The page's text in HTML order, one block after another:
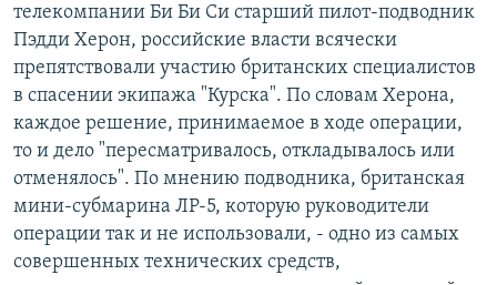
Все сайты РСЕ/РС
телекомпании Би Би Си старший пилот-подводник
Пэдди Херон, российские власти всячески
препятствовали участию британских специалистов
в спасении экипажа "Курска". По словам Херона,
каждое решение, принимаемое в ходе операции,
то и дело "пересматривалось, откладывалось или
отменялось". По мнению подводника, британская
мини-субмарина ЛР-5, которую руководители
операции так и не использовали, - одно из самых
совершенных технических средств,